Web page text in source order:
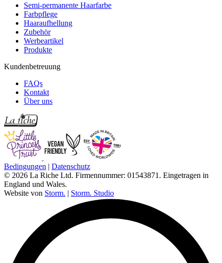
Semi-permanente Haarfarbe
Farbpflege
Haaraufhellung
Zubehör
Werbeartikel
Produkte
Kundenbetreuung
FAQs
Kontakt
Über uns
Bedingungen | Datenschutz
© 2026 La Riche Ltd. Firmennummer: 01543871. Eingetragen in
England und Wales.
Website von Storm. | Storm. Studio